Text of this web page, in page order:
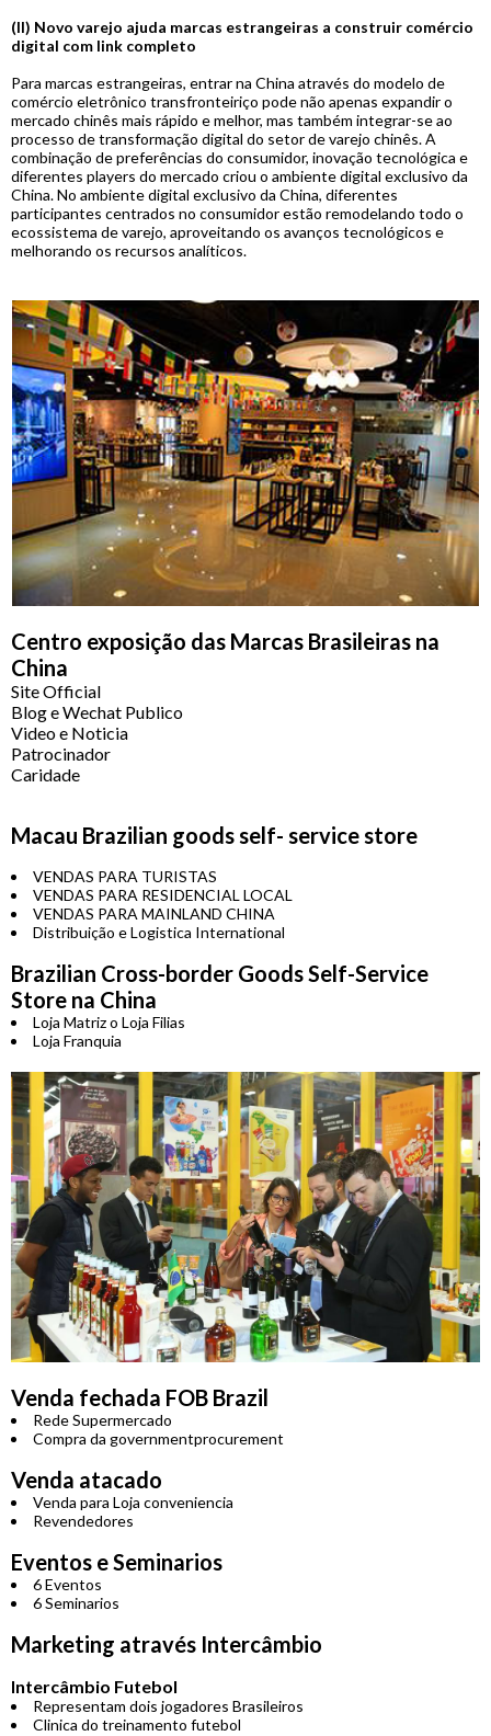
(II) Novo varejo ajuda marcas estrangeiras a construir comércio
digital com link completo
Para marcas estrangeiras, entrar na China através do modelo de
comércio eletrônico transfronteiriço pode não apenas expandir o
mercado chinês mais rápido e melhor, mas também integrar-se ao
processo de transformação digital do setor de varejo chinês. A
combinação de preferências do consumidor, inovação tecnológica e
diferentes players do mercado criou o ambiente digital exclusivo da
China. No ambiente digital exclusivo da China, diferentes
participantes centrados no consumidor estão remodelando todo o
ecossistema de varejo, aproveitando os avanços tecnológicos e
melhorando os recursos analíticos.
Centro exposição das Marcas Brasileiras na
China
Site Official
Blog e Wechat Publico
Video e Noticia
Patrocinador
Caridade
Macau Brazilian goods self- service store
VENDAS PARA TURISTAS
VENDAS PARA RESIDENCIAL LOCAL
VENDAS PARA MAINLAND CHINA
Distribuição e Logistica International
Brazilian Cross-border Goods Self-Service
Store na China
Loja Matriz o Loja Filias
Loja Franquia
Venda fechada FOB Brazil
Rede Supermercado
Compra da governmentprocurement
Venda atacado
Venda para Loja conveniencia
Revendedores
Eventos e Seminarios
6 Eventos
6 Seminarios
Marketing através Intercâmbio
Intercâmbio Futebol
Representam dois jogadores Brasileiros
Clinica do treinamento futebol